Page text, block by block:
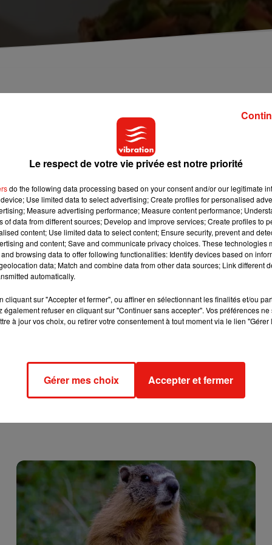
lundi 18 mars, à Tours, à partir de 17h. 62
gastronomiques. Le Guide Michelin récompense les
les plus prestigieux. S'il faudra attendre 17h pour
quelques pistes...
28 restaurants au total ont été révisés. On sait par exemple
et-Loire qui perd son étoile, à cause d’un changement de
les récompenses étaient nombreuses cette année.62
Parmi les heureux élus,52 restaurants décrochent leur
et de dynamisme pour le territoire. Les étrangers sont
quelques années maintenant, ce ne sont pas que des
qui sont primés. Le guide récompense également les
les"Bib gourmands".Et puis il y a lesétoiles vertes; ces
Le respect de votre vie privée est notre priorité
do the following data processing based on your consent and/or our legitimate
Use limited data to select advertising; Create profiles for personalised
Measure advertising performance; Measure content performance;
of data from different sources; Develop and improve services; Create profiles to
content; Use limited data to select content; Ensure security, prevent and
and content; Save and communicate privacy choices. These technologies
browsing data to offer following functionalities: Identify devices based on
data; Match and combine data from other data sources; Link different
automatically.
cliquant sur "Accepter et fermer", ou affiner en sélectionnant les finalités et/ou
également refuser en cliquant sur "Continuer sans accepter". Vos préférences
à jour vos choix, ou retirer votre consentement à tout moment via le lien
Gérer mes choix Accepter et fermer